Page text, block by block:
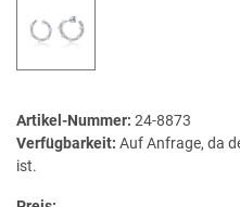
Artikel-Nummer: 24-8873
Verfügbarkeit: Auf Anfrage, da
ist.